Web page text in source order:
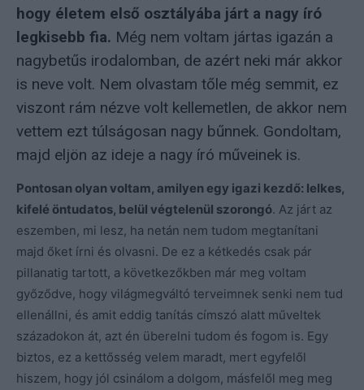
hogy életem első osztályába járt a nagy író
legkisebb fia. Még nem voltam jártas igazán a
nagybetűs irodalomban, de azért neki már akkor
is neve volt. Nem olvastam tőle még semmit, ez
viszont rám nézve volt kellemetlen, de akkor nem
vettem ezt túlságosan nagy bűnnek. Gondoltam,
majd eljön az ideje a nagy író műveinek is.
Pontosan olyan voltam, amilyen egy igazi kezdő: lelkes,
kifelé öntudatos, belül végtelenül szorongó. Az járt az
eszemben, mi lesz, ha netán nem tudom megtanítani
majd őket írni és olvasni. De ez a kétkedés csak pár
pillanatig tartott, a következőkben már meg voltam
győződve, hogy világmegváltó terveimnek senki nem tud
ellenállni, és amit eddig tanítás címszó alatt műveltek
századokon át, azt én überelni tudom és fogom is. Egy
biztos, ez a kettősség velem maradt, mert egyfelől
hiszem, hogy jól csinálom a dolgom, másfelől meg meg